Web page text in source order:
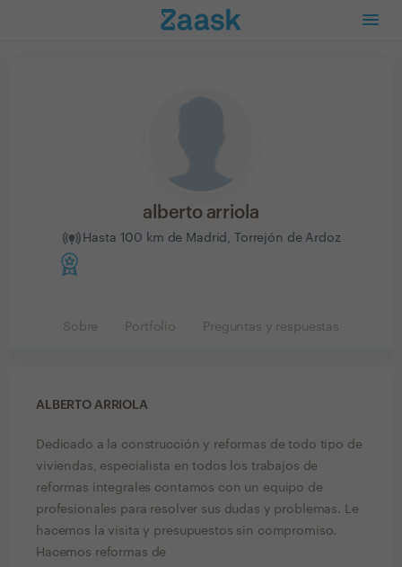
alberto arriola
Hasta 100 km de Madrid, Torrejón de Ardoz
Sobre Portfolio Preguntas y respuestas
ALBERTO ARRIOLA
Dedicado a la construcción y reformas de todo tipo de
viviendas, especialista en todos los trabajos de
reformas integrales contamos con un equipo de
profesionales para resolver sus dudas y problemas. Le
hacemos la visita y presupuestos sin compromiso.
Hacemos reformas de